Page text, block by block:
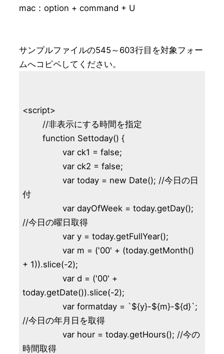
mac：option + command + U
サンプルファイルの545～603行目を対象フォー
<script>
	function Settoday() {
		var ck1 = false;
		var ck2 = false;
		var today = new Date(); //今日の日
付
		var dayOfWeek = today.getDay();
//今日の曜日取得
		var y = today.getFullYear();
		var m = ('00' + (today.getMonth()
+ 1)).slice(-2);
		var d = ('00' +
today.getDate()).slice(-2);
		var formatday = `${y}-${m}-${d}`;
//今日の年月日を取得
		var hour = today.getHours(); //今の
時間取得